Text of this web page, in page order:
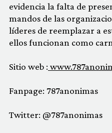
evidencia la falta de
mandos de las
líderes de reemplazar a
ellos funcionan como
Sitio web :
Fanpage: 787anonimas
Twitter: @787anonimas